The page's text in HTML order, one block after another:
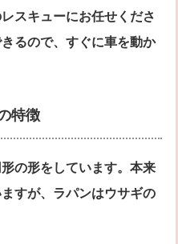
スキューにお任せくださ
るので、すぐに車を動か
特徴
の形をしています。本来
すが、ラパンはウサギの